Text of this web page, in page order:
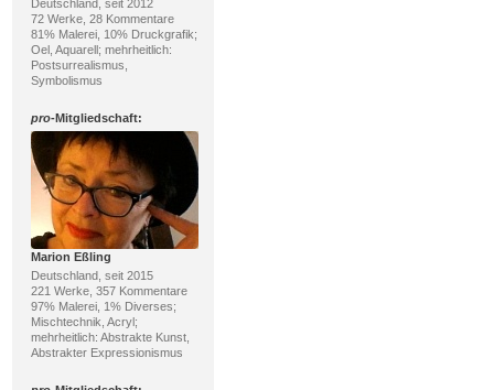
Deutschland, seit 2012
72 Werke, 28 Kommentare
81% Malerei, 10% Druckgrafik;
Oel, Aquarell; mehrheitlich:
Postsurrealismus,
Symbolismus
pro-Mitgliedschaft:
Marion Eßling
Deutschland, seit 2015
221 Werke, 357 Kommentare
97% Malerei, 1% Diverses;
Mischtechnik, Acryl;
mehrheitlich: Abstrakte Kunst,
Abstrakter Expressionismus